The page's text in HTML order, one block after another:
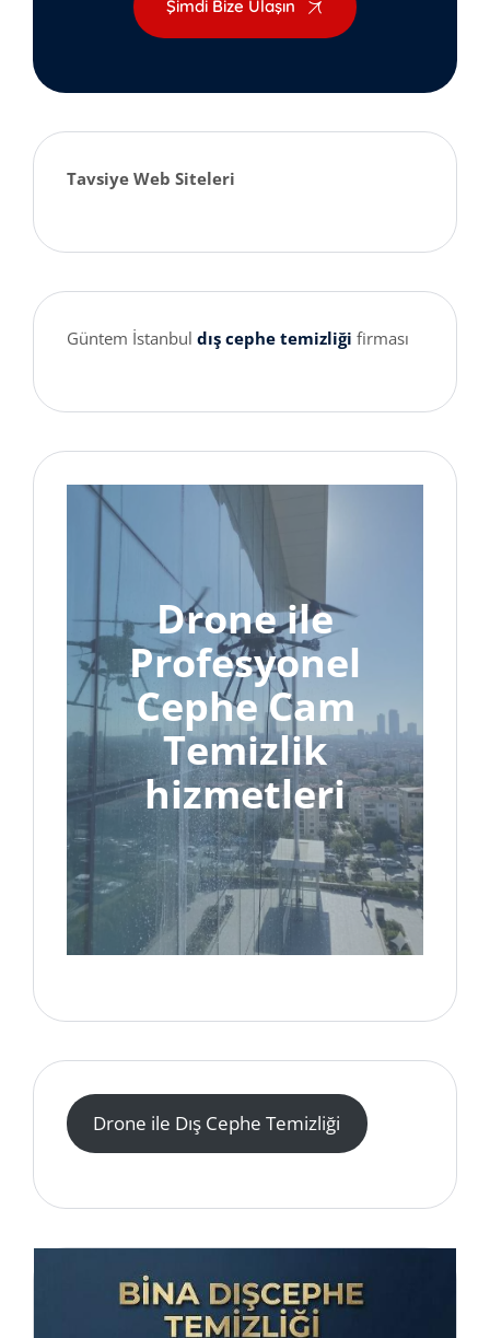
Şimdi Bize Ulaşın
Tavsiye Web Siteleri
Güntem İstanbul dış cephe temizliği firması
Drone ile
Profesyonel
Cephe Cam
Temizlik
hizmetleri
Drone ile Dış Cephe Temizliği